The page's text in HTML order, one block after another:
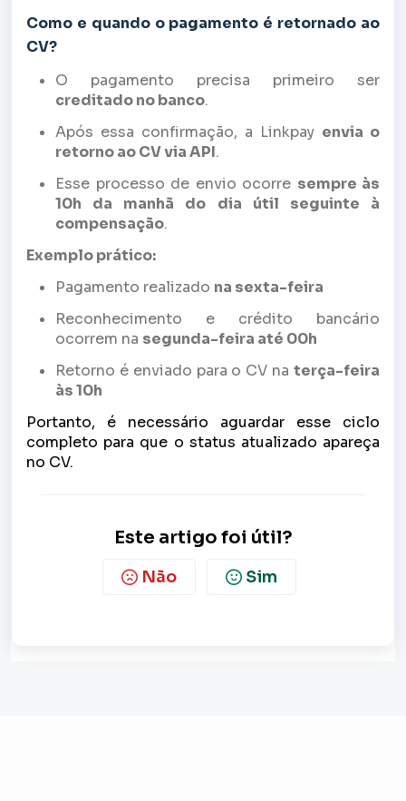
Como e quando o pagamento é retornado ao
CV?
O pagamento precisa primeiro ser
creditado no banco.
Após essa confirmação, a Linkpay envia o
retorno ao CV via API.
Esse processo de envio ocorre sempre às
10h da manhã do dia útil seguinte à
compensação.
Exemplo prático:
Pagamento realizado na sexta-feira
Reconhecimento e crédito bancário
ocorrem na segunda-feira até 00h
Retorno é enviado para o CV na terça-feira
às 10h
Portanto, é necessário aguardar esse ciclo
completo para que o status atualizado apareça
no CV.
Este artigo foi útil?
Não Sim